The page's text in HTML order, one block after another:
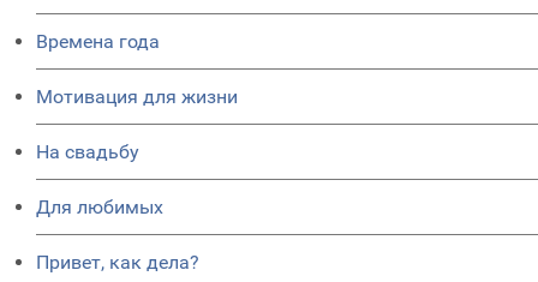
Времена года
Мотивация для жизни
На свадьбу
Для любимых
Привет, как дела?